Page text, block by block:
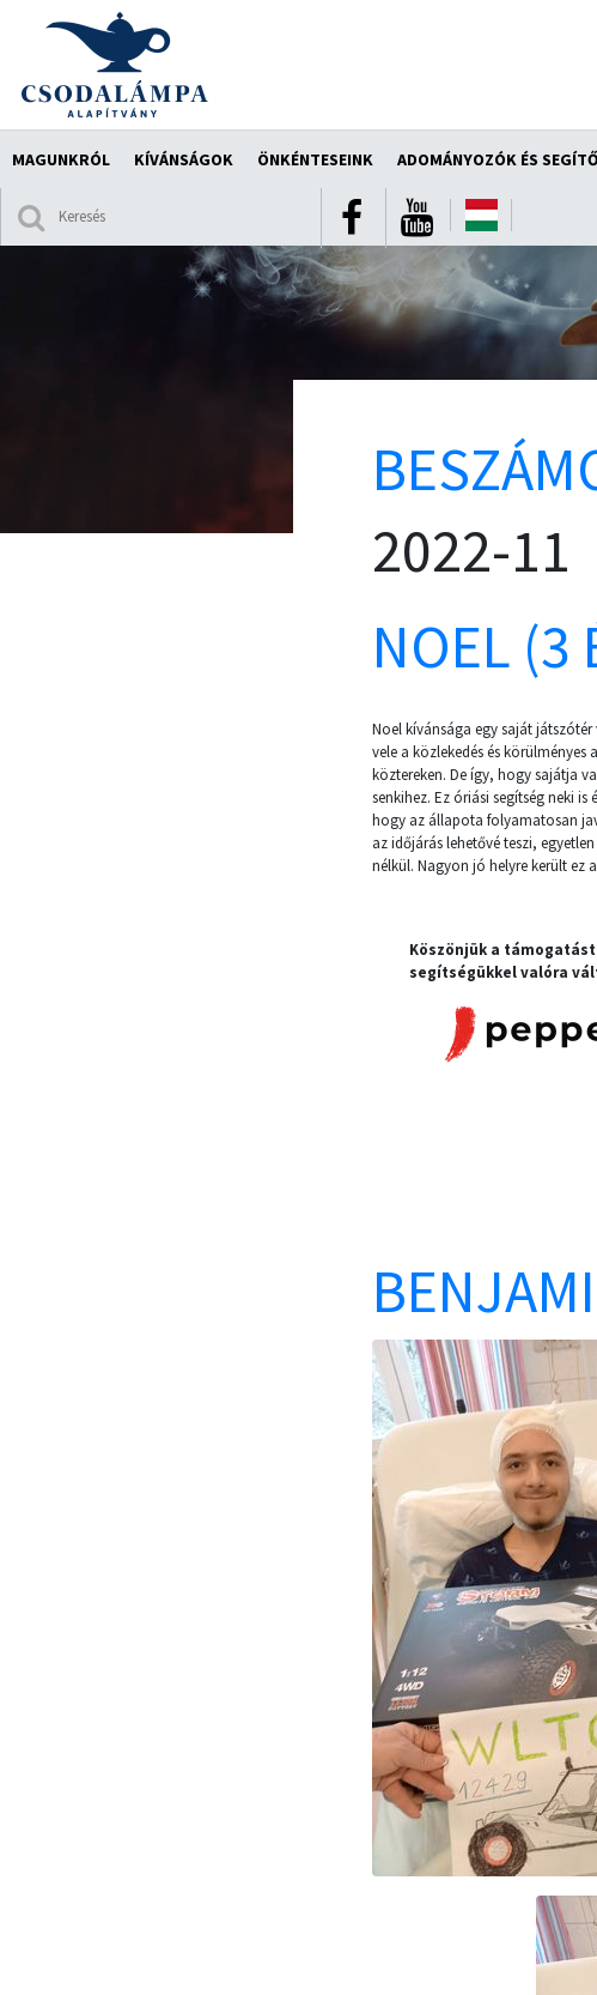
MAGUNKRÓL KÍVÁNSÁGOK ÖNKÉNTESEINK ADOMÁNYOZÓK ÉS
2022-11
NOEL (3
Noel kívánsága egy saját
vele a közlekedés és körülményes
köztereken. De így, hogy sajátja
senkihez. Ez óriási segítség neki
hogy az állapota folyamatosan
az időjárás lehetővé teszi,
nélkül. Nagyon jó helyre került ez
Köszönjük a támogatást
segítségükkel valóra